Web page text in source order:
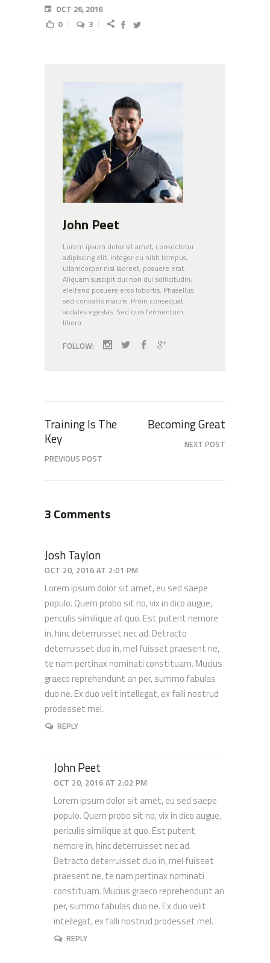
OCT 26, 2016
0
3
John Peet
Lorem ipsum dolor sit amet, consectetur
adipiscing elit. Integer eu nibh tempus,
ullamcorper nisi laoreet, posuere erat.
Aliquam suscipit dui non dui sollicitudin,
eleifend posuere eros lobortis. Phasellus
sed convallis mauris. Proin consequat
sodales egestas. Sed quis fermentum
libero.
FOLLOW:
Training Is The
Key
PREVIOUS POST
Becoming Great
NEXT POST
3 Comments
Josh Taylon
OCT 20, 2016 AT 2:01 PM
Lorem ipsum dolor sit amet, eu sed saepe
populo. Quem probo sit no, vix in dico augue,
periculis similique at quo. Est putent nemore
in, hinc deterruisset nec ad. Detracto
deterruisset duo in, mel fuisset praesent ne,
te nam pertinax nominati constituam. Mucius
graeco reprehendunt an per, summo fabulas
duo ne. Ex duo velit intellegat, ex falli nostrud
prodesset mel.
REPLY
John Peet
OCT 20, 2016 AT 2:02 PM
Lorem ipsum dolor sit amet, eu sed saepe
populo. Quem probo sit no, vix in dico augue,
periculis similique at quo. Est putent
nemore in, hinc deterruisset nec ad.
Detracto deterruisset duo in, mel fuisset
praesent ne, te nam pertinax nominati
constituam. Mucius graeco reprehendunt an
per, summo fabulas duo ne. Ex duo velit
intellegat, ex falli nostrud prodesset mel.
REPLY